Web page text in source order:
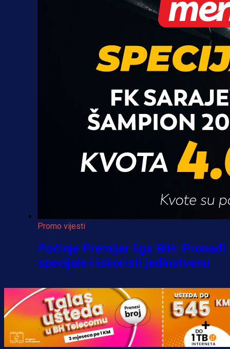
Promo vijesti
Počinje Premijer liga BiH: Pronađi
specijale i iskoristi jedinstvenu
ponudu
1 h 38 min
A Selekcija